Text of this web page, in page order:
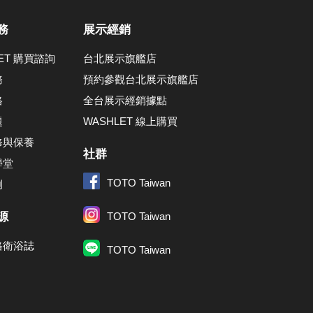
購買諮詢
保養
堂
衛浴誌
展示經銷
台北展示旗艦店
預約參觀台北展示旗艦店
全台展示經銷據點
WASHLET 線上購買
社群
TOTO Taiwan
TOTO Taiwan
TOTO Taiwan